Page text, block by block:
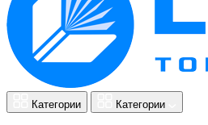
Категории Категории